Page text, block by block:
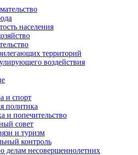
населения
территорий
воздействия
и спорт
политика
и попечительство
совет
и туризм
контроль
делам несовершеннолетних